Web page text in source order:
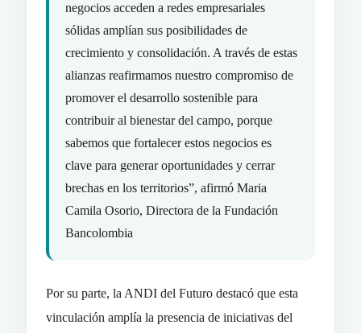
negocios acceden a redes empresariales
sólidas amplían sus posibilidades de
crecimiento y consolidación. A través de estas
alianzas reafirmamos nuestro compromiso de
promover el desarrollo sostenible para
contribuir al bienestar del campo, porque
sabemos que fortalecer estos negocios es
clave para generar oportunidades y cerrar
brechas en los territorios”, afirmó Maria
Camila Osorio, Directora de la Fundación
Bancolombia
Por su parte, la ANDI del Futuro destacó que esta
vinculación amplía la presencia de iniciativas del